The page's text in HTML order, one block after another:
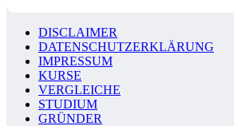
DISCLAIMER
DATENSCHUTZERKLÄRUNG
IMPRESSUM
KURSE
VERGLEICHE
STUDIUM
GRÜNDER